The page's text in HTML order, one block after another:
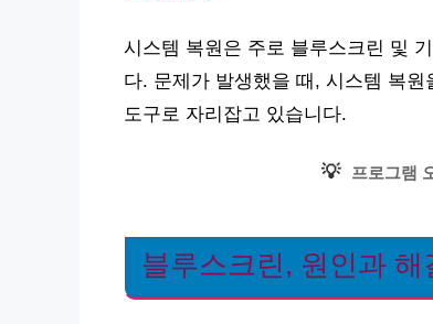
시스템 복원은 주로 블루스크린 및
다. 문제가 발생했을 때, 시스템 복
도구로 자리잡고 있습니다.
💡 프로그램
블루스크린, 원인과 해